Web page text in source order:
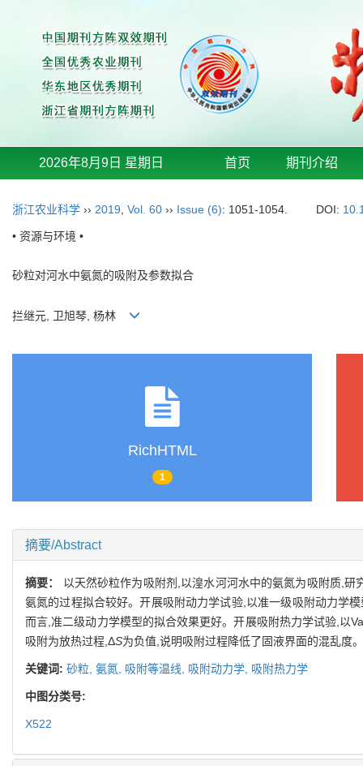
2026年8月9日 星期日 首页 期刊介绍
浙江农业科学 ›› 2019 Vol. 60 ›› Issue (6): 1051-1054. DOI:
• 资源与环境 •
砂粒对河水中氨氮的吸附及参数拟合
拦继元, 卫旭琴, 杨林
RichHTML
1
摘要/Abstract
摘要： 以天然砂粒作为吸附剂,以湟水河河水中的氨氮为吸附质,
氨氮的过程拟合较好。开展吸附动力学试验,以准一级吸附动力学
而言,准二级动力学模型的拟合效果更好。开展吸附热力学试验,以
吸附为放热过程,ΔS为负值,说明吸附过程降低了固液界面的混乱度。
关键词: 砂粒, 氨氮, 吸附等温线, 吸附动力学, 吸附热力学
中图分类号:
X522